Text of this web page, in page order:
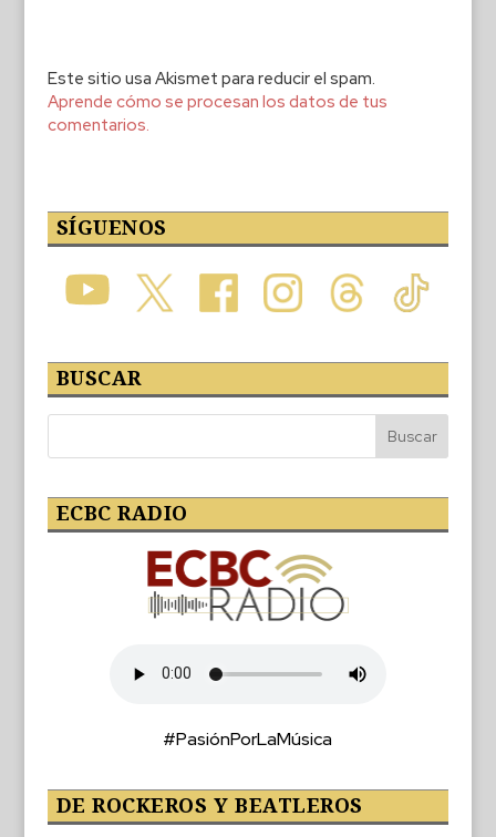
Este sitio usa Akismet para reducir el spam.
Aprende cómo se procesan los datos de tus
comentarios.
SÍGUENOS
BUSCAR
ECBC RADIO
#PasiónPorLaMúsica
DE ROCKEROS Y BEATLEROS